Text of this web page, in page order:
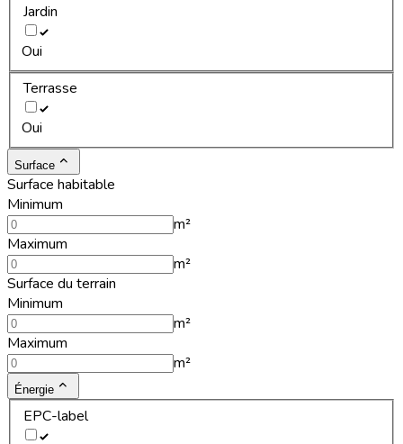
Jardin
Oui
Terrasse
Oui
Surface
Surface habitable
Minimum
m²
Maximum
m²
Surface du terrain
Minimum
m²
Maximum
m²
Énergie
EPC-label